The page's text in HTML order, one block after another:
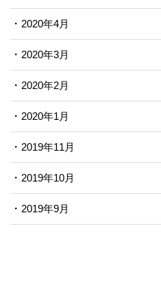
2020年4月
2020年3月
2020年2月
2020年1月
2019年11月
2019年10月
2019年9月